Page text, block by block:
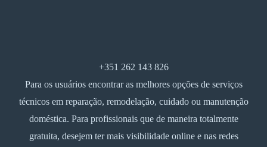
+351 262 143 826
Para os usuários encontrar as melhores opções de serviços
técnicos em reparação, remodelação, cuidado ou manutenção
doméstica. Para profissionais que de maneira totalmente
gratuita, desejem ter mais visibilidade online e nas redes